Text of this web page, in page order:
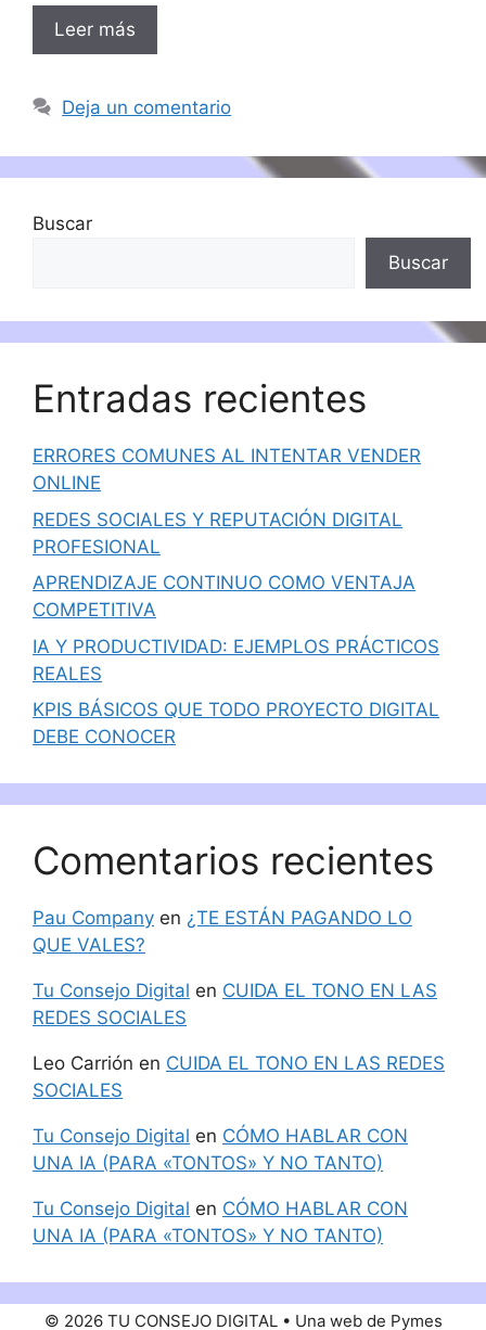
Leer más
Deja un comentario
Buscar
Buscar
Entradas recientes
ERRORES COMUNES AL INTENTAR VENDER
ONLINE
REDES SOCIALES Y REPUTACIÓN DIGITAL
PROFESIONAL
APRENDIZAJE CONTINUO COMO VENTAJA
COMPETITIVA
IA Y PRODUCTIVIDAD: EJEMPLOS PRÁCTICOS
REALES
KPIS BÁSICOS QUE TODO PROYECTO DIGITAL
DEBE CONOCER
Comentarios recientes
Pau Company en ¿TE ESTÁN PAGANDO LO
QUE VALES?
Tu Consejo Digital en CUIDA EL TONO EN LAS
REDES SOCIALES
Leo Carrión en CUIDA EL TONO EN LAS REDES
SOCIALES
Tu Consejo Digital en CÓMO HABLAR CON
UNA IA (PARA «TONTOS» Y NO TANTO)
Tu Consejo Digital en CÓMO HABLAR CON
UNA IA (PARA «TONTOS» Y NO TANTO)
© 2026 TU CONSEJO DIGITAL • Una web de Pymes